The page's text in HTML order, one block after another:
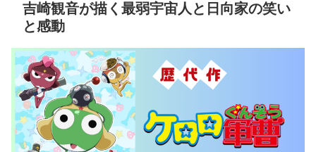
吉崎観音が描く最弱宇宙人と日向家の笑い
と感動